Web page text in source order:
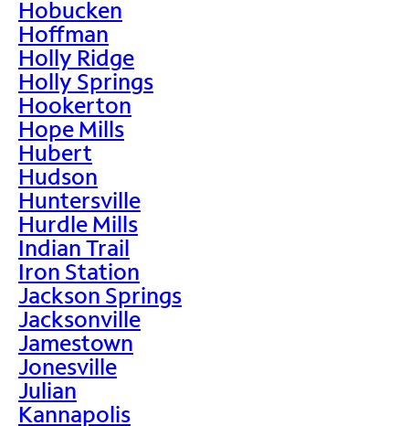
Hobucken
Hoffman
Holly Ridge
Holly Springs
Hookerton
Hope Mills
Hubert
Hudson
Huntersville
Hurdle Mills
Indian Trail
Iron Station
Jackson Springs
Jacksonville
Jamestown
Jonesville
Julian
Kannapolis